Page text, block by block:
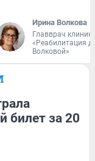
Ирина Волкова
Главврач
«Реабилитация
Волковой»
билет за 20